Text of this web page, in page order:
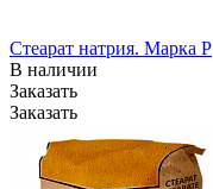
Стеарат натрия. Марка P
В наличии
Заказать
Заказать